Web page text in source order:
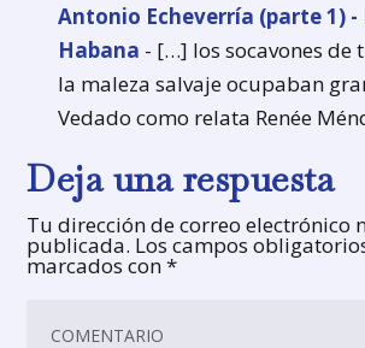
Antonio Echeverría (parte 1) -
Habana - […] los socavones de
la maleza salvaje ocupaban
Vedado como relata Renée
Deja una respuesta
Tu dirección de correo electrónico
publicada. Los campos
marcados con*